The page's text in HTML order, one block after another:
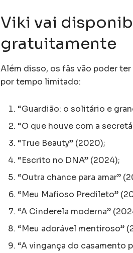
Viki vai
gratuitamente
Além disso, os fãs vão poder
por tempo limitado:
“Guardião: o solitário e
“O que houve com a
“True Beauty” (2020);
“Escrito no DNA” (2024);
“Outra chance para amar”
“Meu Mafioso Predileto”
“A Cinderela moderna”
“Meu adorável mentiroso”
“A vingança do casamento